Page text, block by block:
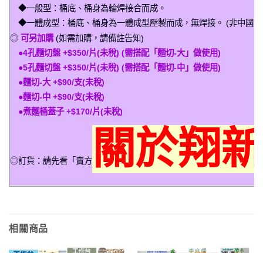
◆一般型：桶底、桶身為輪焊接合而成。
◆一體成型：桶底、桶身為一體成型壓製而成，無焊接。 (非中國
◎ 可另加購(如需加購，請備註告知)
●4孔麵切盤 +$350/片(未稅) (需搭配「麵切-大」做使用)
●5孔麵切盤 +$350/片(未稅) (需搭配「麵切-中」做使用)
●麵切-大 +$90/支(未稅)
●麵切-中 +$90/支(未稅)
●煮麵桶蓋子 +$170/片(未稅)
◎訂貨：請先看「賣方 關於翔新
相關商品